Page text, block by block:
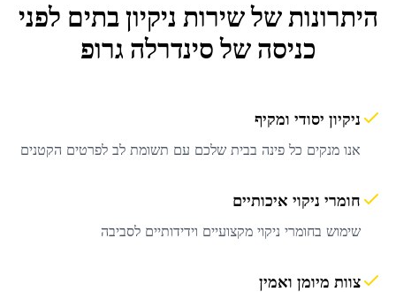
היתרונות של שירות ניקיון בתים לפני
כניסה של סינדרלה גרופ
ניקיון יסודי ומקיף
אנו מנקים כל פינה בבית שלכם עם תשומת לב לפרטים הקטנים
חומרי ניקוי איכותיים
שימוש בחומרי ניקוי מקצועיים וידידותיים לסביבה
צוות מיומן ואמין